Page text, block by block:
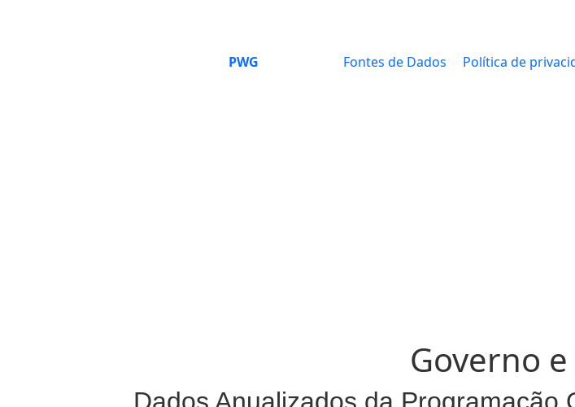
PWG Fontes de Dados Política de
Governo